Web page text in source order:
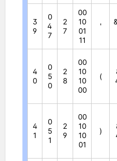
3
9
0
4
7
2
7
00
10
01
11
'
4
0
0
5
0
2
8
00
10
10
00
(
4
1
0
5
1
2
9
00
10
10
01
)